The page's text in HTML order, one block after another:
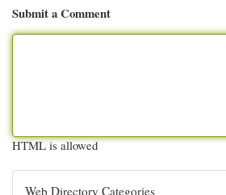
Submit a Comment
HTML is allowed
Web Directory Categories